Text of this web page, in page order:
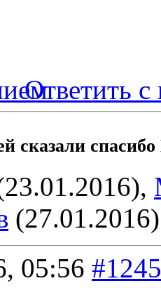
Ответить с
сказали
(27.01.2016)
05:56 #1245